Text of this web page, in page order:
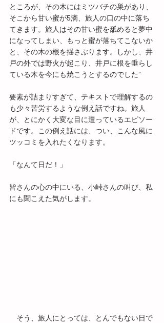
ところが、その木にはミツバチの巣があり、
そこから甘い蜜が5滴、旅人の口の中に落ち
てきます。旅人はその甘い蜜を舐めると夢中
になってしまい、もっと蜜が落ちてこないか
と、その木の根を揺さぶります。しかし、井
戸の外では野火が起こり、井戸に根を垂らし
ている木を今にも焼こうとするのでした”
要素が詰まりすぎて、テキストで理解するの
も少々苦労するような例え話ですね。旅人
が、とにかく大変な目に遭っているエピソー
ドです。この例え話には、つい、こんな風に
ツッコミを入れたくなります。
「なんて日だ！」
皆さんの心の中にいる、小峠さんの叫び、私
にも聞こえた気がします。
そう、旅人にとっては、とんでもない日で